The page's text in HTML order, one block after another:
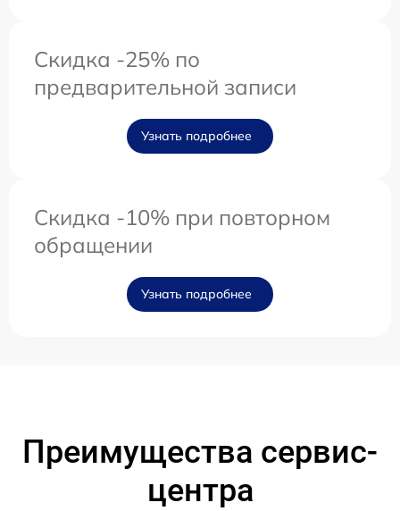
Скидка -25% по
предварительной записи
Узнать подробнее
Скидка -10% при повторном
обращении
Узнать подробнее
Преимущества сервис-
центра